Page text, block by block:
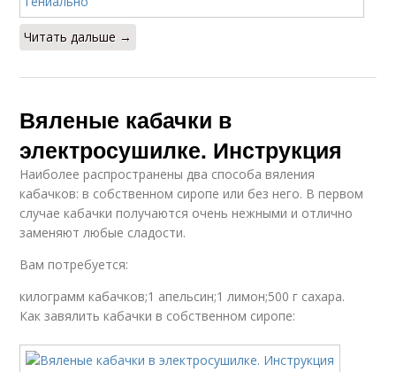
Читать дальше →
Вяленые кабачки в
электросушилке. Инструкция
Наиболее распространены два способа вяления
кабачков: в собственном сиропе или без него. В первом
случае кабачки получаются очень нежными и отлично
заменяют любые сладости.
Вам потребуется:
килограмм кабачков;1 апельсин;1 лимон;500 г сахара.
Как завялить кабачки в собственном сиропе: